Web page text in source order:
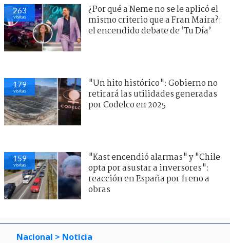
263
visitas
¿Por qué a Neme no se le aplicó el
mismo criterio que a Fran Maira?:
el encendido debate de ’Tu Día’
179
visitas
"Un hito histórico": Gobierno no
retirará las utilidades generadas
por Codelco en 2025
159
visitas
"Kast encendió alarmas" y "Chile
opta por asustar a inversores":
reacción en España por freno a
obras
Nacional > Noticia